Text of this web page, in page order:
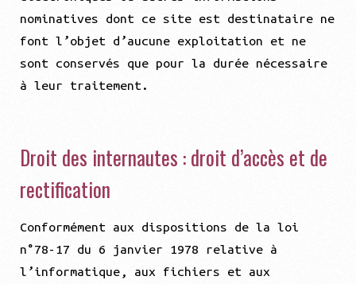
nominatives dont ce site est destinataire ne
font l’objet d’aucune exploitation et ne
sont conservés que pour la durée nécessaire
à leur traitement.
Droit des internautes : droit d’accès et de
rectification
Conformément aux dispositions de la loi
n°78-17 du 6 janvier 1978 relative à
l’informatique, aux fichiers et aux